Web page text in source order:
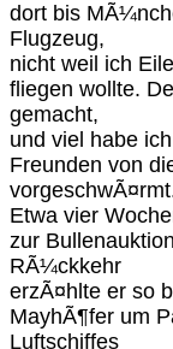
dort bis
Flugzeug,
nicht weil ich
fliegen wollte.
gemacht,
und viel habe
Freunden von
Etwa vier
zur
RÃ¼ckkehr
erzÃ¤hlte er so
MayhÃ¶fer um
Luftschiffes